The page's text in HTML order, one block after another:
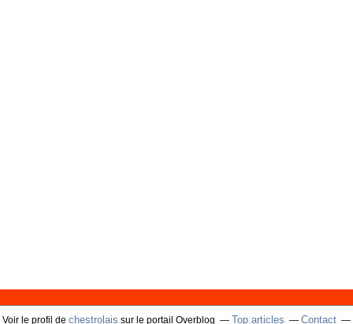
Voir le profil de chestrolais sur le portail Overblog Top articles Contact